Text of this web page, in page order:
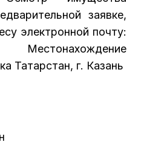
заявке,
электронной почту:
Местонахождение
Татарстан, г. Казань